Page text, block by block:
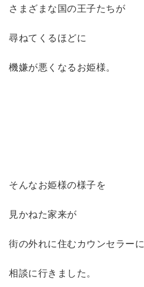
さまざまな国の王子たちが
尋ねてくるほどに
機嫌が悪くなるお姫様。
そんなお姫様の様子を
見かねた家来が
街の外れに住むカウンセラーに
相談に行きました。